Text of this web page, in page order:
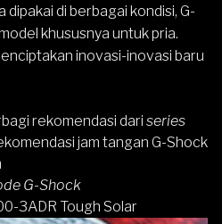
di berbagai kondisi, G-
khususnya untuk pria.
inovasi-inovasi baru
rekomendasi dari series
jam tangan G-Shock
G-Shock
3ADR Tough Solar